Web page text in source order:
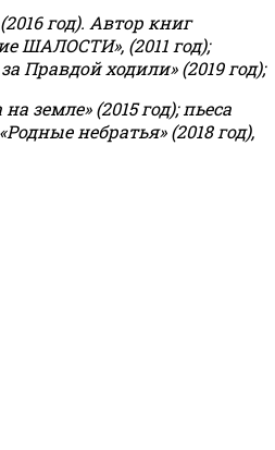
год). Автор книг
ШАЛОСТИ», (2011 год);
Правдой ходили» (2019 год);
земле» (2015 год); пьеса
небратья» (2018 год),